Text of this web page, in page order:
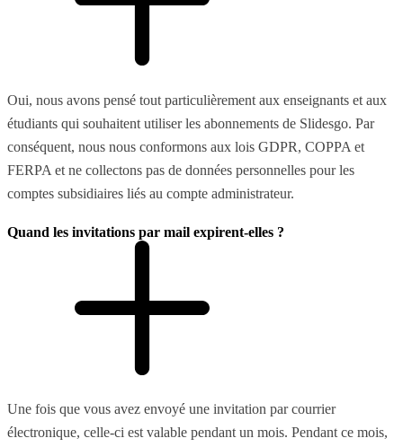
Oui, nous avons pensé tout particulièrement aux enseignants et aux
étudiants qui souhaitent utiliser les abonnements de Slidesgo. Par
conséquent, nous nous conformons aux lois GDPR, COPPA et
FERPA et ne collectons pas de données personnelles pour les
comptes subsidiaires liés au compte administrateur.
Quand les invitations par mail expirent-elles ?
Une fois que vous avez envoyé une invitation par courrier
électronique, celle-ci est valable pendant un mois. Pendant ce mois,